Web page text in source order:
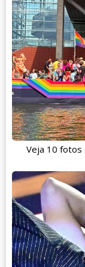
Veja 10 fotos